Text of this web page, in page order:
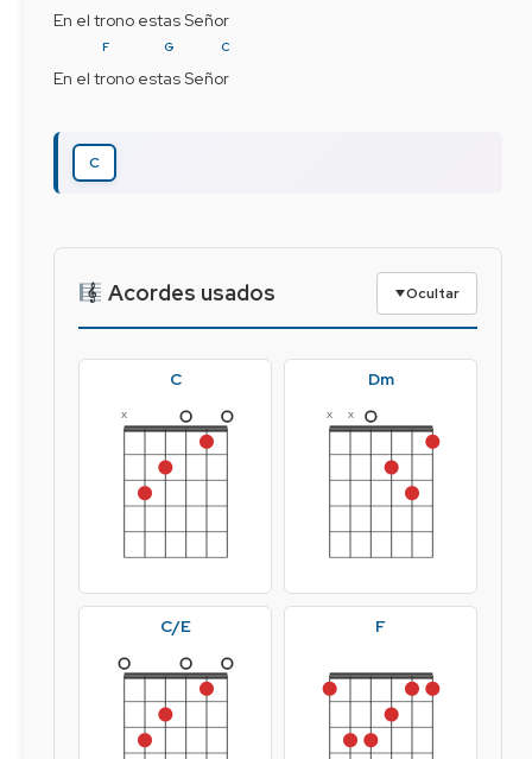
En el trono estas Señor
F G C
En el trono estas Señor
C
Acordes usados Ocultar
C
x
Dm
x x
C/E F